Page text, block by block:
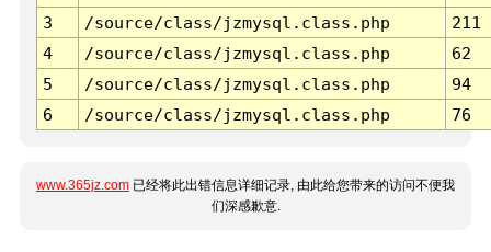
3 /source/class/jzmysql.class.php
211
4
/source/class/jzmysql.class.php
62
5
/source/class/jzmysql.class.php
94
6
/source/class/jzmysql.class.php 76
www.365jz.com 已经将此出错信息详细记录, 由此给您带来的访问不便我
们深感歉意.